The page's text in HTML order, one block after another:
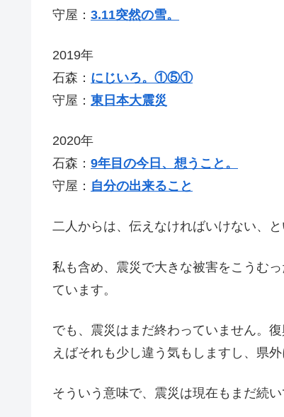
守屋： 3.11突然の雪。
2019年
石森： にじいろ。①⑤①
守屋： 東日本大震災
2020年
石森： 9年目の今日、想うこと。
守屋： 自分の出来ること
二人からは、伝えなければいけない、
私も含め、震災で大きな被害をこうむ
ています。
でも、震災はまだ終わっていません。
えばそれも少し違う気もしますし、県
そういう意味で、震災は現在もまだ続い